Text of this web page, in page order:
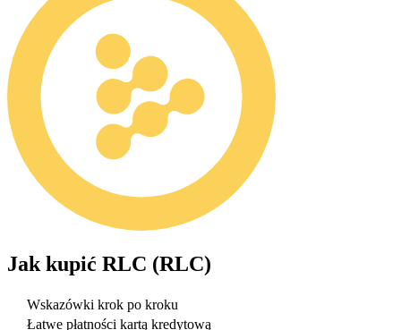
Jak kupić RLC (RLC)
Wskazówki krok po kroku
Łatwe płatności kartą kredytową